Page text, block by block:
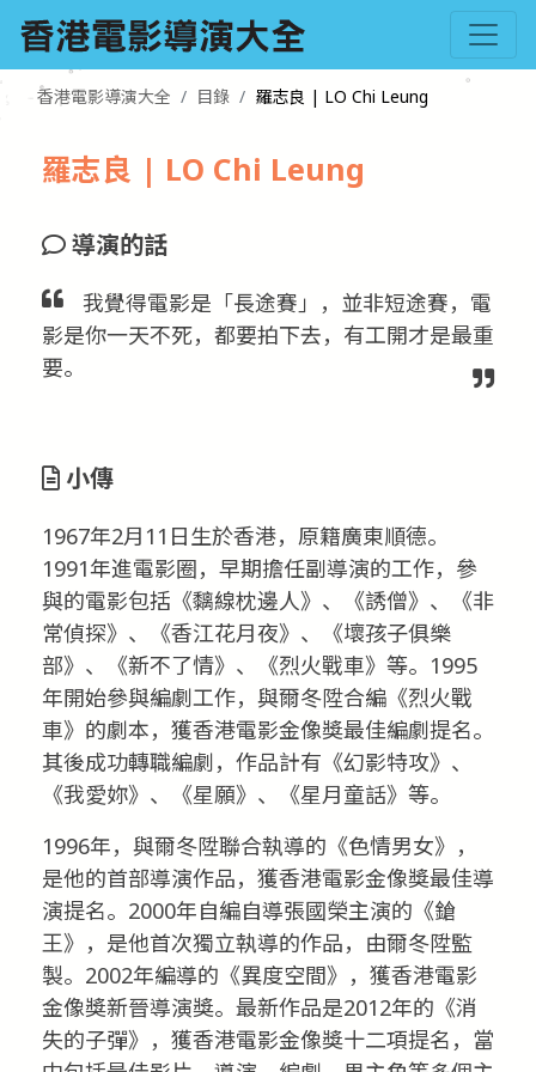
香港電影導演大全 目錄 羅志良 | LO Chi Leung
羅志良 | LO Chi Leung
導演的話
我覺得電影是「長途賽」，並非短途賽，電
影是你一天不死，都要拍下去，有工開才是最重
要。
小傳
1967年2月11日生於香港，原籍廣東順德。
1991年進電影圈，早期擔任副導演的工作，參
與的電影包括《黐線枕邊人》、《誘僧》、《非
常偵探》、《香江花月夜》、《壞孩子俱樂
部》、《新不了情》、《烈火戰車》等。1995
年開始參與編劇工作，與爾冬陞合編《烈火戰
車》的劇本，獲香港電影金像獎最佳編劇提名。
其後成功轉職編劇，作品計有《幻影特攻》、
《我愛妳》、《星願》、《星月童話》等。
1996年，與爾冬陞聯合執導的《色情男女》，
是他的首部導演作品，獲香港電影金像獎最佳導
演提名。2000年自編自導張國榮主演的《鎗
王》，是他首次獨立執導的作品，由爾冬陞監
製。2002年編導的《異度空間》，獲香港電影
金像獎新晉導演獎。最新作品是2012年的《消
失的子彈》，獲香港電影金像獎十二項提名，當